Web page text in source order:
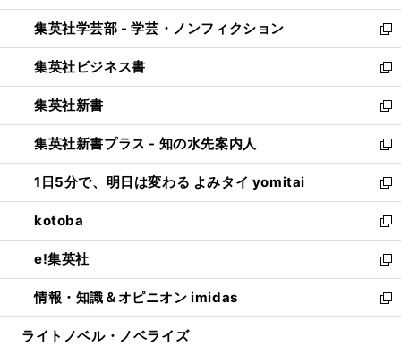
開
く
ウ
で
開
く
ン
ド
ウ
で
開
く
ウ
ィ
ン
ド
ウ
で
開
く
集英社学芸部 - 学芸・ノンフィクション
新
し
い
ウ
ィ
ン
ド
ウ
で
開
く
集英社ビジネス書
新
し
い
ウ
ィ
ン
ド
ウ
で
開
く
集英社新書
新
し
い
ウ
ィ
ン
ド
ウ
で
開
く
集英社新書プラス - 知の水先案内人
新
し
い
ウ
ィ
ン
ド
ウ
で
開
1日5分で、明日は変わる よみタイ yomitai
新
し
い
ウ
ィ
ン
ド
ウ
kotoba
新
し
い
ウ
ィ
ン
e!集英社
新
し
い
ウ
情報・知識＆オピニオン imidas
新
し
ライトノベル・ノベライズ